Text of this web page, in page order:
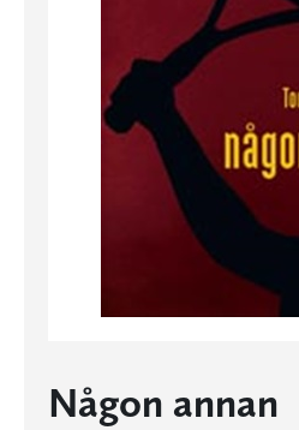
Någon annan